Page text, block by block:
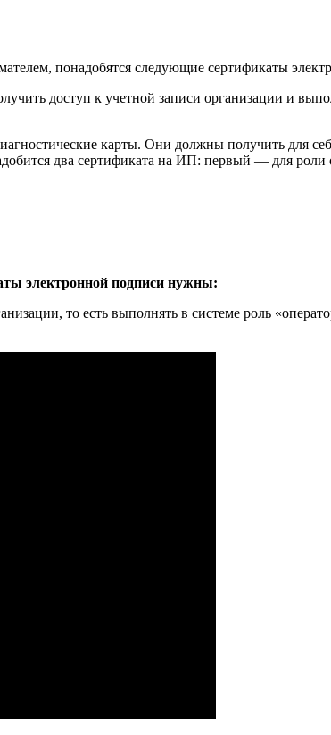
понадобятся следующие сертификаты
доступ к учетной записи организации и
карты. Они должны получить для
два сертификата на ИП: первый — для
электронной подписи нужны:
то есть выполнять в системе роль